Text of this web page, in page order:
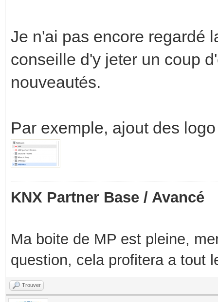
Je n'ai pas encore regardé
conseille d'y jeter un coup
nouveautés.
Par exemple, ajout des
KNX Partner Base / Avancé
Ma boite de MP est pleine,
question, cela profitera a tout
Trouver